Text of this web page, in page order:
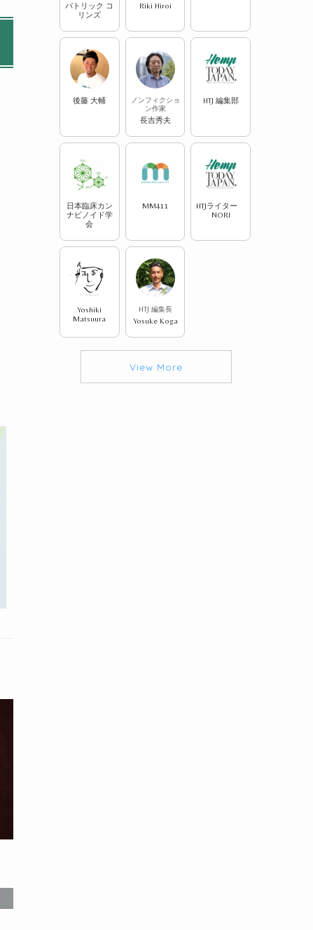
パトリック コ
リンズ
Riki Hiroi
後藤 大輔
ノンフィクショ
ン作家
長吉秀夫
HTJ 編集部
日本臨床カン
ナビノイド学
会
MM411
HTJライター
NORI
Yoshiki
Matsuura
HTJ 編集長
Yosuke Koga
View More